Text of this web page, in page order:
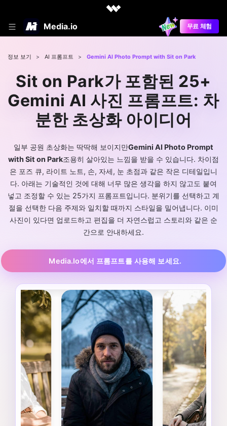
Media.io 무료 체험
정보 보기 > AI 프롬프트 > Gemini AI Photo Prompt with Sit on Park
Sit on Park가 포함된 25+
Gemini AI 사진 프롬프트: 차
분한 초상화 아이디어
일부 공원 초상화는 딱딱해 보이지만Gemini AI Photo Prompt
with Sit on Park조용히 살아있는 느낌을 받을 수 있습니다. 차이점
은 포즈 큐, 라이트 노트, 손, 자세, 눈 초점과 같은 작은 디테일입니
다. 아래는 기술적인 것에 대해 너무 많은 생각을 하지 않고도 붙여
넣고 조정할 수 있는 25가지 프롬프트입니다. 분위기를 선택하고 계
절을 선택한 다음 주제와 일치할 때까지 스타일을 밀어냅니다. 이미
사진이 있다면 업로드하고 편집을 더 자연스럽고 스토리와 같은 순
간으로 안내하세요.
Media.io에서 프롬프트를 사용해 보세요.